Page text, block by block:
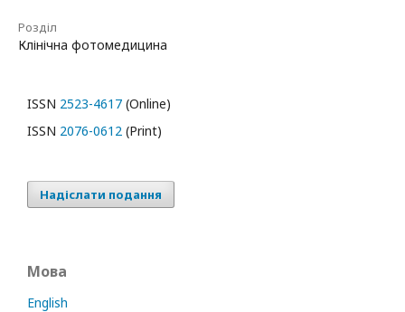
Розділ
Клінічна фотомедицина
ISSN 2523-4617 (Online)
ISSN 2076-0612 (Print)
Надіслати подання
Мова
English